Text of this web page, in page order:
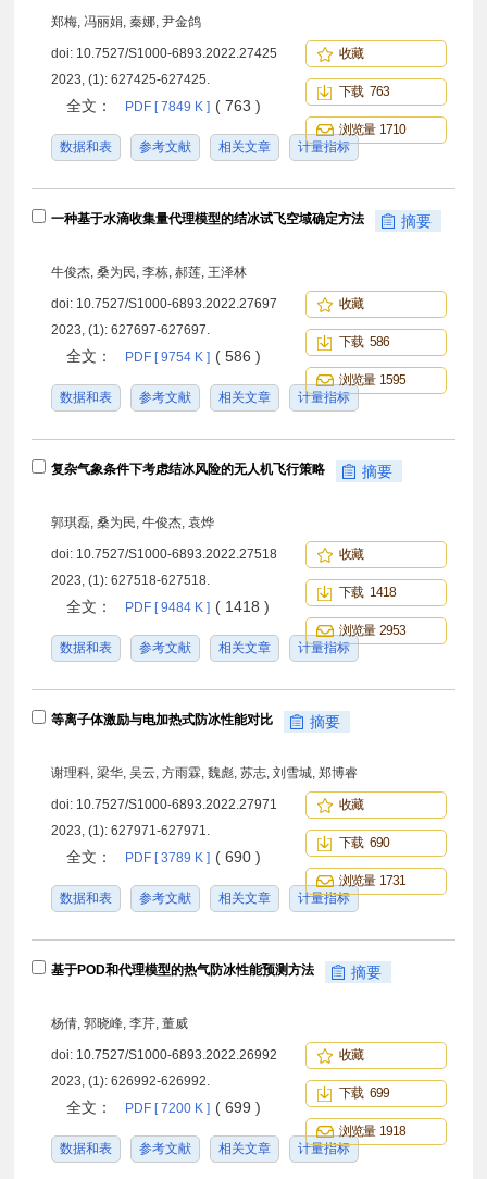
郑梅, 冯丽娟, 秦娜, 尹金鸽
doi: 10.7527/S1000-6893.2022.27425
2023, (1): 627425-627425.
全文： PDF [ 7849 K ] ( 763 )
数据和表 参考文献 相关文章 计量指标
收藏
下载 763
浏览量 1710
一种基于水滴收集量代理模型的结冰试飞空域确定方法 摘要
牛俊杰, 桑为民, 李栋, 郝莲, 王泽林
doi: 10.7527/S1000-6893.2022.27697
2023, (1): 627697-627697.
全文： PDF [ 9754 K ] ( 586 )
数据和表 参考文献 相关文章 计量指标
收藏
下载 586
浏览量 1595
复杂气象条件下考虑结冰风险的无人机飞行策略 摘要
郭琪磊, 桑为民, 牛俊杰, 袁烨
doi: 10.7527/S1000-6893.2022.27518
2023, (1): 627518-627518.
全文： PDF [ 9484 K ] ( 1418 )
数据和表 参考文献 相关文章 计量指标
收藏
下载 1418
浏览量 2953
等离子体激励与电加热式防冰性能对比 摘要
谢理科, 梁华, 吴云, 方雨霖, 魏彪, 苏志, 刘雪城, 郑博睿
doi: 10.7527/S1000-6893.2022.27971
2023, (1): 627971-627971.
全文： PDF [ 3789 K ] ( 690 )
数据和表 参考文献 相关文章 计量指标
收藏
下载 690
浏览量 1731
基于POD和代理模型的热气防冰性能预测方法 摘要
杨倩, 郭晓峰, 李芹, 董威
doi: 10.7527/S1000-6893.2022.26992
2023, (1): 626992-626992.
全文： PDF [ 7200 K ] ( 699 )
数据和表 参考文献 相关文章 计量指标
收藏
下载 699
浏览量 1918